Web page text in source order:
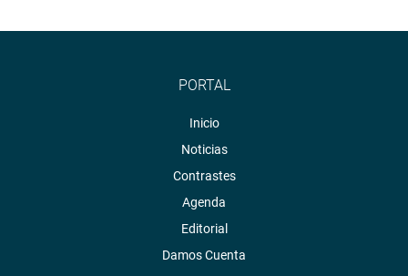
PORTAL
Inicio
Noticias
Contrastes
Agenda
Editorial
Damos Cuenta